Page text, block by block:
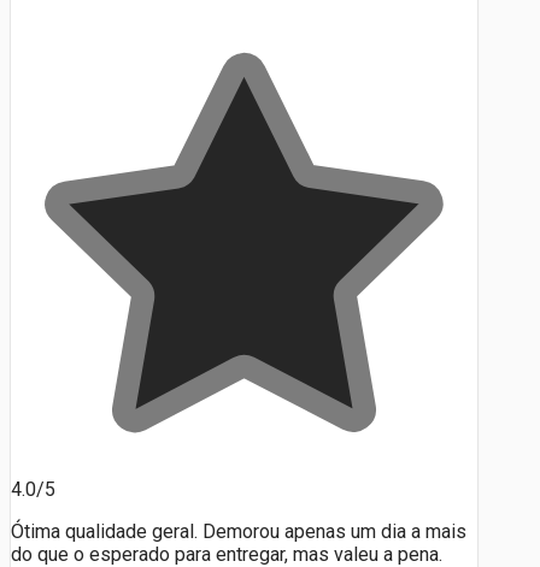
4.0/5
Ótima qualidade geral. Demorou apenas um dia a mais
do que o esperado para entregar, mas valeu a pena.